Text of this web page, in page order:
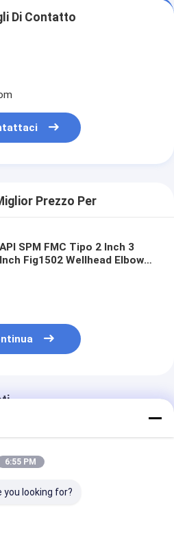
Di Contatto
Prezzo Per
API SPM FMC Tipo 2 Inch 3
Inch Fig1502 Wellhead Elbow
6:55 PM
you looking for?